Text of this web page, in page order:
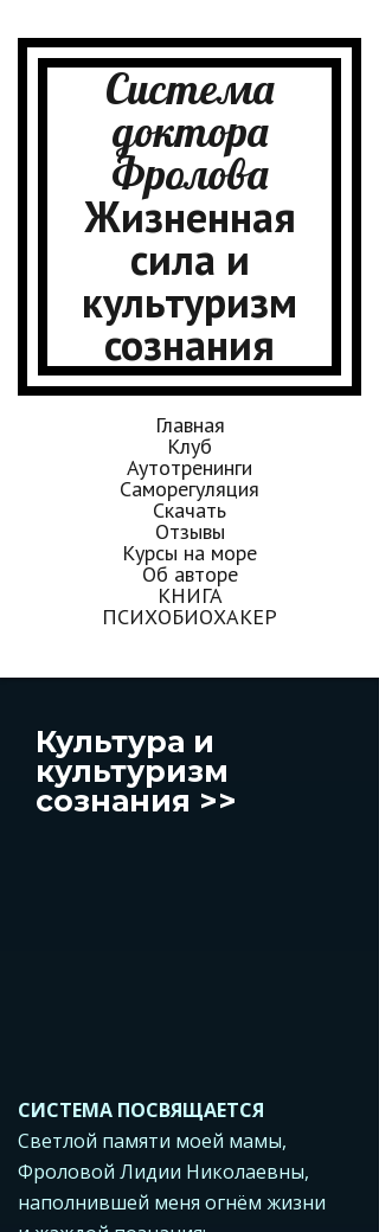
Система
доктора
Фролова
Жизненная
сила и
культуризм
сознания
Главная
Клуб
Аутотренинги
Саморегуляция
Скачать
Отзывы
Курсы на море
Об авторе
КНИГА
ПСИХОБИОХАКЕР
Культура и
культуризм
сознания >>
СИСТЕМА ПОСВЯЩАЕТСЯ
Светлой памяти моей мамы,
Фроловой Лидии Николаевны,
наполнившей меня огнём жизни